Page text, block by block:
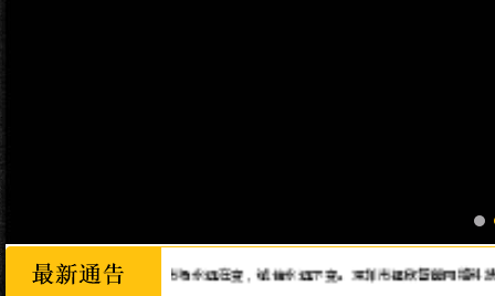
诚信为本，市场永远在变，诚信永远不变。深圳市福欣智能网络科技